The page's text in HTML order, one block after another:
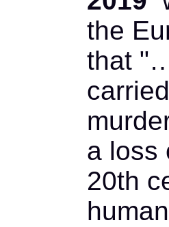
the
that
a loss
20th